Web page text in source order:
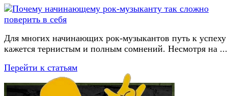
Для многих начинающих рок-музыкантов путь к успеху
кажется тернистым и полным сомнений. Несмотря на ...
Перейти к статьям